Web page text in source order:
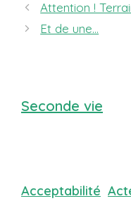
Attention !
Et de une…
Seconde vie
Acceptabilité